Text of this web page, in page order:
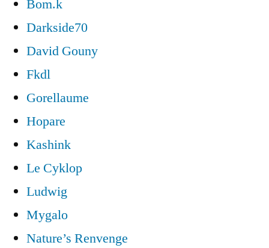
Bom.k
Darkside70
David Gouny
Fkdl
Gorellaume
Hopare
Kashink
Le Cyklop
Ludwig
Mygalo
Nature’s Renvenge